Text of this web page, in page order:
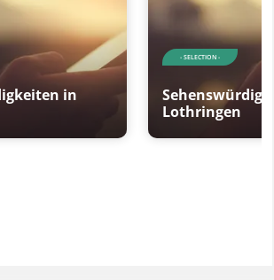
in
- SELECTION -
Lothringen